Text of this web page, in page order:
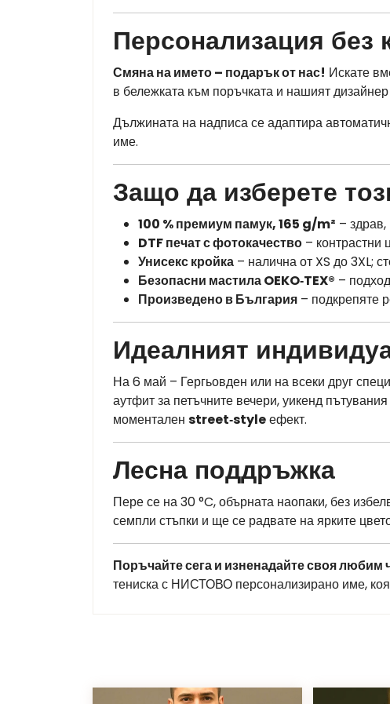
Персонализация без
Смяна на името – подарък от нас! Искате
в бележката към поръчката и нашият
Дължината на надписа се адаптира
име.
Защо да изберете
100 % премиум памук, 165 g/m² –
DTF печат с фотокачество – контрастни
Унисекс кройка – налична от XS до 3XL;
Безопасни мастила OEKO‑TEX® –
Произведено в България – подкрепяте
Идеалният
На 6 май – Гергьовден или на всеки друг
аутфит за петъчните вечери, уикенд
моментален street‑styleефект.
Лесна поддръжка
Пере се на 30 °C, обърната наопаки, без
семпли стъпки и ще се радвате на ярките
Поръчайте сега и изненадайте своя любим
тениска с НИСТОВО персонализирано име,